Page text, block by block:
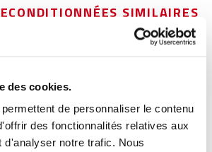
des cookies.
de personnaliser le contenu
des fonctionnalités relatives aux
d'analyser notre trafic. Nous
SIMILAIRES
porte arrière gauche
DACIA SANDERO 1 2008 - 201210
de provenance